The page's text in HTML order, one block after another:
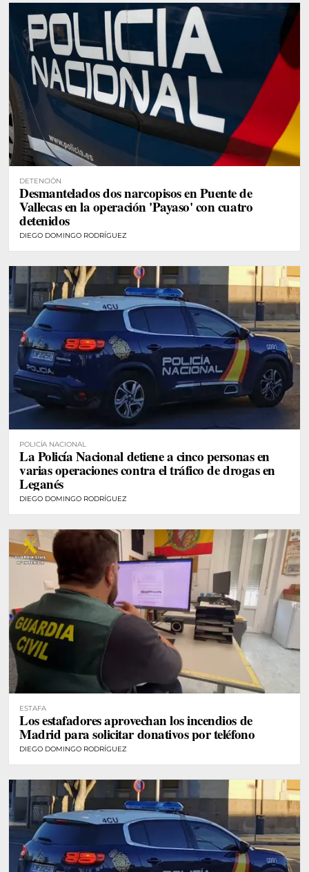
DETENCIÓN
Desmantelados dos narcopisos en Puente de
Vallecas en la operación 'Payaso' con cuatro
detenidos
DIEGO DOMINGO RODRÍGUEZ
POLICÍA NACIONAL
La Policía Nacional detiene a cinco personas en
varias operaciones contra el tráfico de drogas en
Leganés
DIEGO DOMINGO RODRÍGUEZ
ESTAFA
Los estafadores aprovechan los incendios de
Madrid para solicitar donativos por teléfono
DIEGO DOMINGO RODRÍGUEZ